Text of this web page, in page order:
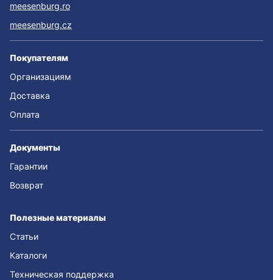
meesenburg.ro
meesenburg.cz
Покупателям
Организациям
Доставка
Оплата
Документы
Гарантии
Возврат
Полезные материалы
Статьи
Каталоги
Техническая поддержка